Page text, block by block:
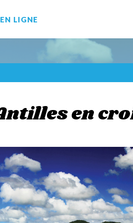
LIGNE
en